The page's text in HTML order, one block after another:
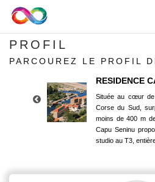
PROFIL
PARCOUREZ LE PROFIL
RESIDENCE
Située au cœur
Corse du Sud,
moins de 400 m
Capu Seninu
studio au T3,